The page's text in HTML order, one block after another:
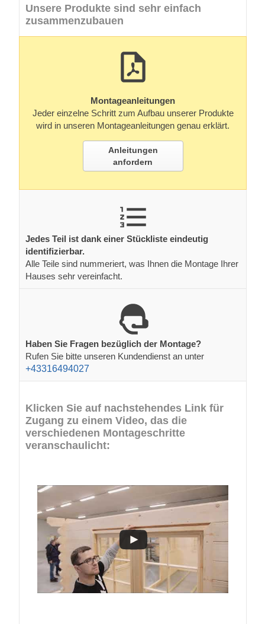
Unsere Produkte sind sehr einfach
zusammenzubauen
Montageanleitungen
Jeder einzelne Schritt zum Aufbau unserer Produkte
wird in unseren Montageanleitungen genau erklärt.
Anleitungen
anfordern
Jedes Teil ist dank einer Stückliste eindeutig
identifizierbar.
Alle Teile sind nummeriert, was Ihnen die Montage Ihrer
Hauses sehr vereinfacht.
Haben Sie Fragen bezüglich der Montage?
Rufen Sie bitte unseren Kundendienst an unter
+43316494027
Klicken Sie auf nachstehendes Link für
Zugang zu einem Video, das die
verschiedenen Montageschritte
veranschaulicht: